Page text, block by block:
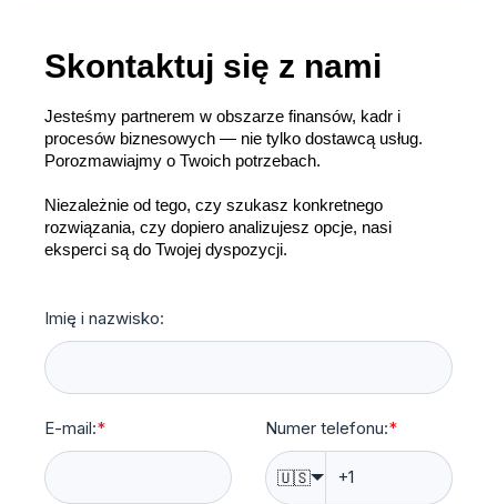
Skontaktuj się z nami
Jesteśmy partnerem w obszarze finansów, kadr i
procesów biznesowych — nie tylko dostawcą usług.
Porozmawiajmy o Twoich potrzebach.
Niezależnie od tego, czy szukasz konkretnego
rozwiązania, czy dopiero analizujesz opcje, nasi
eksperci są do Twojej dyspozycji.
Imię i nazwisko:
E-mail:* Numer telefonu:*
🇺🇸